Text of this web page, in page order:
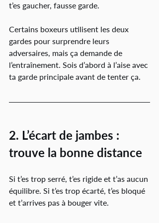
t’es gaucher, fausse garde.
Certains boxeurs utilisent les deux
gardes pour surprendre leurs
adversaires, mais ça demande de
l’entraînement. Sois d’abord à l’aise avec
ta garde principale avant de tenter ça.
2. L’écart de jambes :
trouve la bonne distance
Si t’es trop serré, t’es rigide et t’as aucun
équilibre. Si t’es trop écarté, t’es bloqué
et t’arrives pas à bouger vite.